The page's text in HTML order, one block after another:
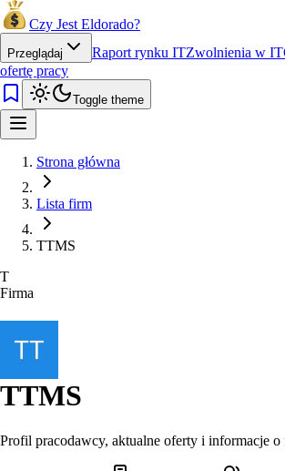
Czy Jest Eldorado?
Przeglądaj Raport rynku ITZwolnienia w IT
ofertę pracy
Toggle theme
Strona główna
Lista firm
TTMS
T
Firma
TTMS
Profil pracodawcy, aktualne oferty i informacje o